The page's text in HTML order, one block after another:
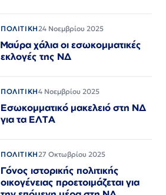
ΠΟΛΙΤΙΚΗ 24 Νοεμβρίου 2025
Μαύρα χάλια οι εσωκομματικές
εκλογές της ΝΔ
ΠΟΛΙΤΙΚΗ4 Νοεμβρίου 2025
Εσωκομματικό μακελειό στη ΝΔ
για τα ΕΛΤΑ
ΠΟΛΙΤΙΚΗ 27 Οκτωβρίου 2025
Γόνος ιστορικής πολιτικής
οικογένειας προετοιμάζεται για